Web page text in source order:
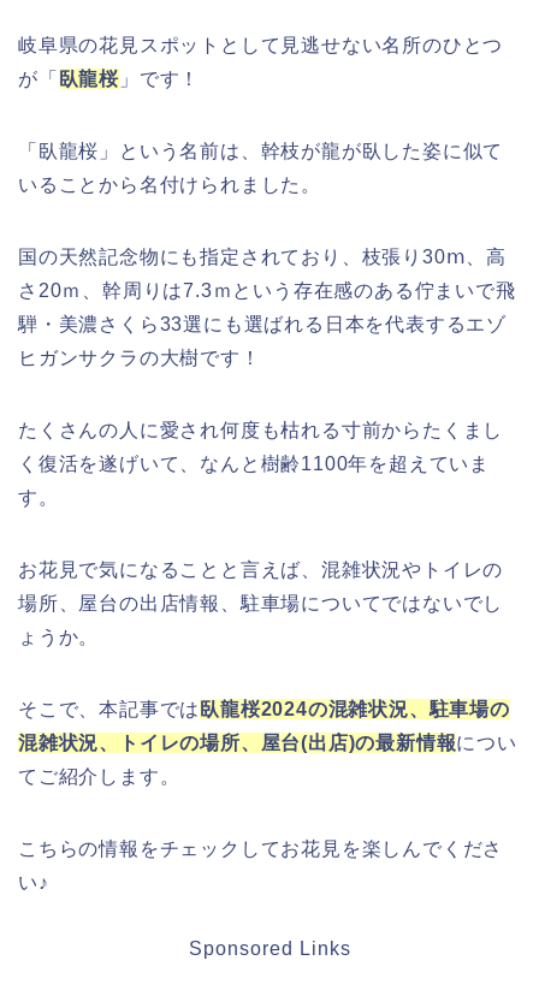
岐阜県の花見スポットとして見逃せない名所のひとつ
が「 臥龍桜 」です！
「臥龍桜」という名前は、幹枝が龍が臥した姿に似て
いることから名付けられました。
国の天然記念物にも指定されており、枝張り30ⅿ、高
さ20ｍ、幹周りは7.3ｍという存在感のある佇まいで飛
騨・美濃さくら33選にも選ばれる日本を代表するエゾ
ヒガンサクラの大樹です！
たくさんの人に愛され何度も枯れる寸前からたくまし
く復活を遂げいて、なんと樹齢1100年を超えていま
す。
お花見で気になることと言えば、混雑状況やトイレの
場所、屋台の出店情報、駐車場についてではないでし
ょうか。
そこで、本記事では 臥龍桜2024の混雑状況、駐車場の
混雑状況、トイレの場所、屋台(出店)の最新情報につい
てご紹介します。
こちらの情報をチェックしてお花見を楽しんでくださ
い♪
Sponsored Links